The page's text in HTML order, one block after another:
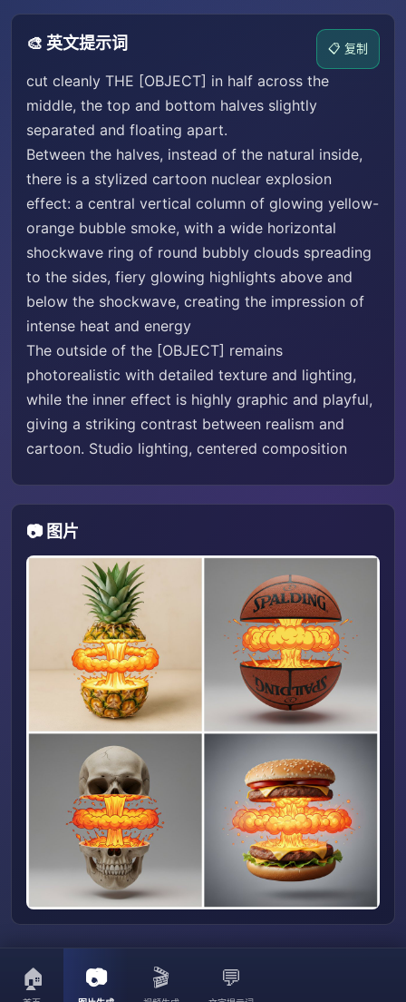
🏠 📷 🎬 💬
🎨 英文提示词 📋 复制
cut cleanly THE [OBJECT] in half across the
middle, the top and bottom halves slightly
separated and floating apart.
Between the halves, instead of the natural inside,
there is a stylized cartoon nuclear explosion
effect: a central vertical column of glowing yellow-
orange bubble smoke, with a wide horizontal
shockwave ring of round bubbly clouds spreading
to the sides, fiery glowing highlights above and
below the shockwave, creating the impression of
intense heat and energy
The outside of the [OBJECT] remains
photorealistic with detailed texture and lighting,
while the inner effect is highly graphic and playful,
giving a striking contrast between realism and
cartoon. Studio lighting, centered composition
📷 图片